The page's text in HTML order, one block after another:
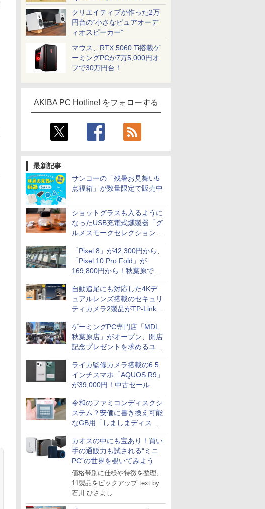
クリエイティブが作った2万
円台の“小さなピュアオーデ
ィオスピーカー”
マウス、RTX 5060 Ti搭載ゲ
ーミングPCが7万5,000円オ
フで30万円台！
AKIBA PC Hotline! をフォローする
最新記事
サンコーの「残暑お見舞い5
点福箱」が数量限定で販売中
ショットグラスも入るように
なったUSB充電式燻製器「グ
ルメスモークセレクション
2」がサンコーから
「Pixel 8」が42,300円から、
「Pixel 10 Pro Fold」が
169,800円から！秋葉原で中
古のPixelシリーズがお買い得
自動追尾にも対応した4Kデ
ュアルレンズ搭載のセキュリ
ティカメラ2製品がTP-Linkか
ら
ゲーミングPC専門店「MDL
秋葉原店」がオープン、開店
記念プレゼントを求めるユー
ザーが押し寄せ長蛇の列に
ライカ監修カメラ搭載の6.5
インチスマホ「AQUOS R9」
が39,000円！中古セール
令和のファミコンディスクシ
ステム？安価に書き換え可能
なGB用「しましまディスク
システム」
カオスの中にも宝あり！買い
手の通販力も試される“ミニ
PC”の世界を覗いてみよう
価格帯別に仕様や特徴を整理、
11製品をピックアップ text by
石川 ひさよし